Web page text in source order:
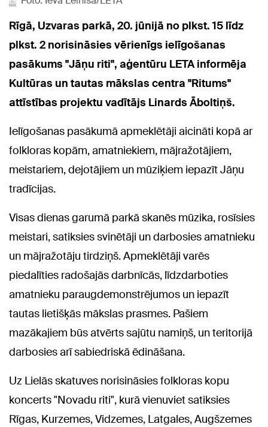
Rīgā, Uzvaras parkā, 20. jūnijā no plkst. 15 līdz
plkst. 2 norisināsies vērienīgs ielīgošanas
pasākums "Jāņu riti", aģentūru LETA informēja
Kultūras un tautas mākslas centra "Ritums"
attīstības projektu vadītājs Linards Āboltiņš.
Ielīgošanas pasākumā apmeklētāji aicināti kopā ar
folkloras kopām, amatniekiem, mājražotājiem,
meistariem, dejotājiem un mūziķiem iepazīt Jāņu
tradīcijas.
Visas dienas garumā parkā skanēs mūzika, rosīsies
meistari, satiksies svinētāji un darbosies amatnieku
un mājražotāju tirdziņš. Apmeklētāji varēs
piedalīties radošajās darbnīcās, līdzdarboties
amatnieku paraugdemonstrējumos un iepazīt
tautas lietišķās mākslas prasmes. Pašiem
mazākajiem būs atvērts sajūtu namiņš, un teritorijā
darbosies arī sabiedriskā ēdināšana.
Uz Lielās skatuves norisināsies folkloras kopu
koncerts "Novadu riti", kurā vienuviet satiksies
Rīgas, Kurzemes, Vidzemes, Latgales, Augšzemes